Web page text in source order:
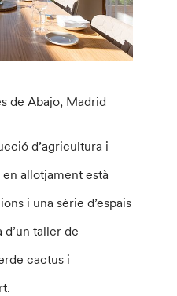
de Abajo, Madrid
d’agricultura i
allotjament està
i una sèrie d’espais
d’un taller de
cactus i